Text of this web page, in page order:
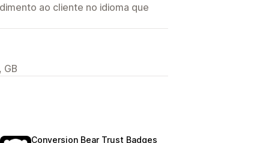
ao cliente no idioma que
GB
Conversion Bear Trust Badges